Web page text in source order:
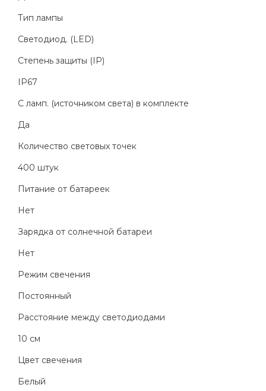
Тип лампы
Светодиод. (LED)
Степень защиты (IP)
IP67
С ламп. (источником света) в комплекте
Да
Количество световых точек
400 штук
Питание от батареек
Нет
Зарядка от солнечной батареи
Нет
Режим свечения
Постоянный
Расстояние между светодиодами
10 см
Цвет свечения
Белый